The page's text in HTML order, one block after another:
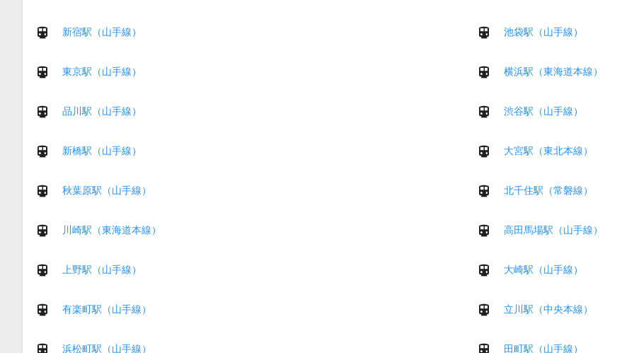
新宿駅（山手線） 池袋駅（山手線）
東京駅（山手線） 横浜駅（東海道本線）
品川駅（山手線） 渋谷駅（山手線）
新橋駅（山手線） 大宮駅（東北本線）
秋葉原駅（山手線） 北千住駅（常磐線）
川崎駅（東海道本線） 高田馬場駅（山手線）
上野駅（山手線） 大崎駅（山手線）
有楽町駅（山手線） 立川駅（中央本線）
浜松町駅（山手線） 田町駅（山手線）